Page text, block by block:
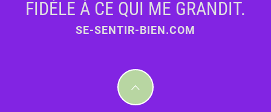
FIDÈLE À CE QUI ME GRANDIT.
SE-SENTIR-BIEN.COM